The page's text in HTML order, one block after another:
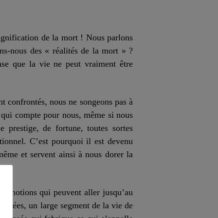
de la mort ! Nous parlons
nous des « réalités de la mort » ?
que la vie ne peut vraiment être
confrontés, nous ne songeons pas à
compte pour nous, même si nous
prestige, de fortune, toutes sortes
C’est pourquoi il est devenu
et servent ainsi à nous dorer la
émotions qui peuvent aller jusqu’au
un large segment de la vie de